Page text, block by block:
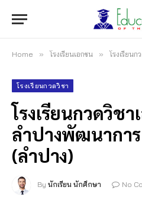
Home » โรงเรียนเอกชน » โรงเรียนก
โรงเรียนกวดวิชา
โรงเรียนกวดวิช
ลำปางพัฒนาการ
(ลำปาง)
By นักเรียน นักศึกษา No